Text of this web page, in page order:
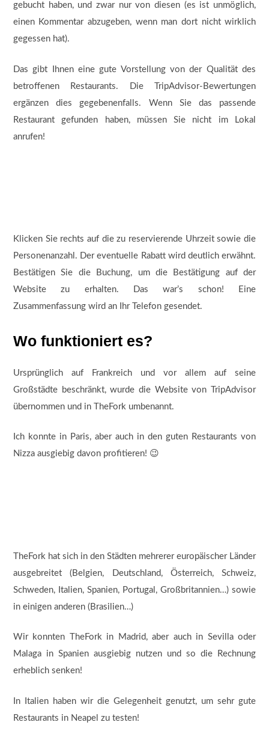
gebucht haben, und zwar nur von diesen (es ist unmöglich,
einen Kommentar abzugeben, wenn man dort nicht wirklich
gegessen hat).
Das gibt Ihnen eine gute Vorstellung von der Qualität des
betroffenen Restaurants. Die TripAdvisor-Bewertungen
ergänzen dies gegebenenfalls. Wenn Sie das passende
Restaurant gefunden haben, müssen Sie nicht im Lokal
anrufen!
Klicken Sie rechts auf die zu reservierende Uhrzeit sowie die
Personenanzahl. Der eventuelle Rabatt wird deutlich erwähnt.
Bestätigen Sie die Buchung, um die Bestätigung auf der
Website zu erhalten. Das war’s schon! Eine
Zusammenfassung wird an Ihr Telefon gesendet.
Wo funktioniert es?
Ursprünglich auf Frankreich und vor allem auf seine
Großstädte beschränkt, wurde die Website von TripAdvisor
übernommen und in TheFork umbenannt.
Ich konnte in Paris, aber auch in den guten Restaurants von
Nizza ausgiebig davon profitieren! 😉
TheFork hat sich in den Städten mehrerer europäischer Länder
ausgebreitet (Belgien, Deutschland, Österreich, Schweiz,
Schweden, Italien, Spanien, Portugal, Großbritannien…) sowie
in einigen anderen (Brasilien…)
Wir konnten TheFork in Madrid, aber auch in Sevilla oder
Malaga in Spanien ausgiebig nutzen und so die Rechnung
erheblich senken!
In Italien haben wir die Gelegenheit genutzt, um sehr gute
Restaurants in Neapel zu testen!